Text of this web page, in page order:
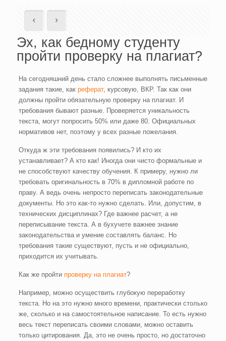
Эх, как бедному студенту
пройти проверку на плагиат?
На сегодняшний день стало сложнее выполнять письменные
задания такие, как реферат, курсовую, ВКР. Так как они
должны пройти обязательную проверку на плагиат. И
требования бывают разные. Проверяется уникальность
текста, могут попросить 50% или даже 80. Официальных
нормативов нет, поэтому у всех разные пожелания.
Откуда ж эти требования появились? И кто их
устанавливает? А кто как! Иногда они чисто формальные и
не способствуют качеству обучения. К примеру, нужно ли
требовать оригинальность в 70% в дипломной работе по
праву. А ведь очень непросто переписать законодательные
документы. Но это как-то нужно сделать. Или, допустим, в
технических дисциплинах? Где важнее расчет, а не
переписывание текста. А в бухучете важнее знание
законодательства и умение составлять баланс. Но
требования такие существуют, пусть и не официально,
приходится их учитывать.
Как же пройти проверку на плагиат?
Например, можно осуществить глубокую переработку
текста. Но на это нужно много времени, практически столько
же, сколько и на самостоятельное написание. То есть нужно
весь текст переписать своими словами, можно оставить
только цитирования. Да, это не очень просто, но достаточно